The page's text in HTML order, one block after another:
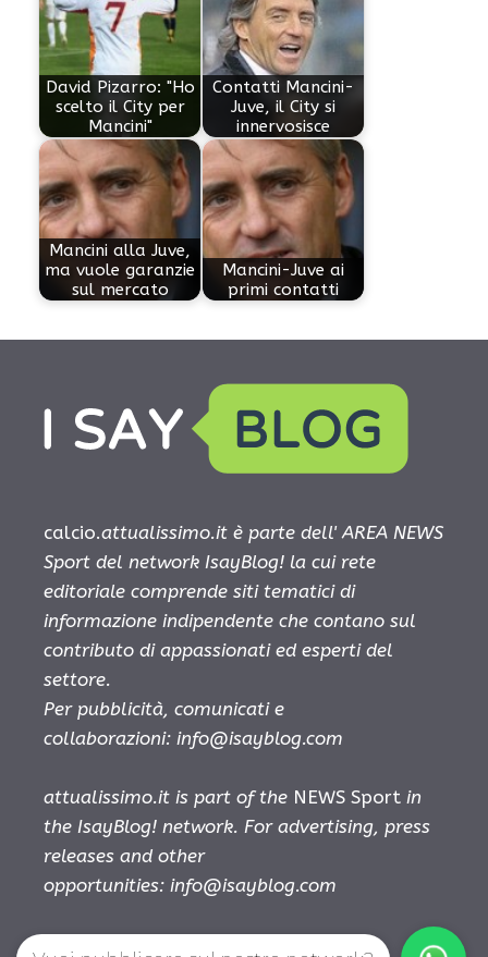
David Pizarro: "Ho
scelto il City per
Mancini"
Contatti Mancini-
Juve, il City si
innervosisce
Mancini alla Juve,
ma vuole garanzie
sul mercato
Mancini-Juve ai
primi contatti
calcio.attualissimo.it è parte dell' AREA NEWS
Sport del network IsayBlog! la cui rete
editoriale comprende siti tematici di
informazione indipendente che contano sul
contributo di appassionati ed esperti del
settore.
Per pubblicità, comunicati e
collaborazioni: info@isayblog.com
attualissimo.it is part of the NEWS Sport in
the IsayBlog! network. For advertising, press
releases and other
opportunities: info@isayblog.com